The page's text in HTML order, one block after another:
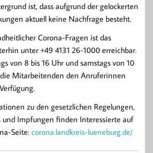
ist, dass aufgrund der gelockerten
aktuell keine Nachfrage besteht.
Corona-Fragen ist das
unter +49 4131 26-1000 erreichbar.
von 8 bis 16 Uhr und samstags von 10
Mitarbeitenden den Anruferinnen
zu den gesetzlichen Regelungen,
und Impfungen finden Interessierte auf
Seite: corona.landkreis-lueneburg.de/